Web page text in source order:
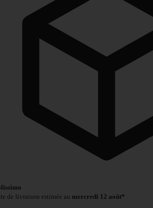
de livraison estimée au mercredi 12 août*